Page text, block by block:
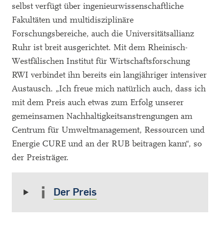
selbst verfügt über ingenieurwissenschaftliche
Fakultäten und multidisziplinäre
Forschungsbereiche, auch die Universitätsallianz
Ruhr ist breit ausgerichtet. Mit dem Rheinisch-
Westfälischen Institut für Wirtschaftsforschung
RWI verbindet ihn bereits ein langjähriger intensiver
Austausch. „Ich freue mich natürlich auch, dass ich
mit dem Preis auch etwas zum Erfolg unserer
gemeinsamen Nachhaltigkeitsanstrengungen am
Centrum für Umweltmanagement, Ressourcen und
Energie CURE und an der RUB beitragen kann“, so
der Preisträger.
Der Preis